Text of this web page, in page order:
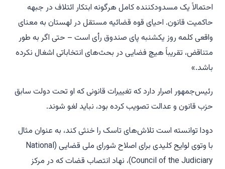
احتمالاً یک مسدودکننده کامل هرگونه ابتکار ائتلاف در جبهه
حاکمیت قانون. احیای قوه قضائیه مستقل در لهستان به معنای
واقعی کلمه روز یکشنبه پای صندوق رأی است – حتی اگر به طور
متناقض، تقریباً هیچ فضایی در بحث‌های انتخاباتی اشغال نکرده
باشد.»
رئیس‌جمهور اصرار دارد که تغییرات قانونی که او تحت دولت سابق
حزب قانون و عدالت تصویب کرده بود، نباید لغو شوند.
دودا توانسته است تلاش‌های تاسک را خنثی کند، به عنوان مثال
با وتوی لوایح کلیدی برای اصلاح شورای ملی قضایی (National
Council of the Judiciary)، نهاد انتصاب قضات که در مرکز